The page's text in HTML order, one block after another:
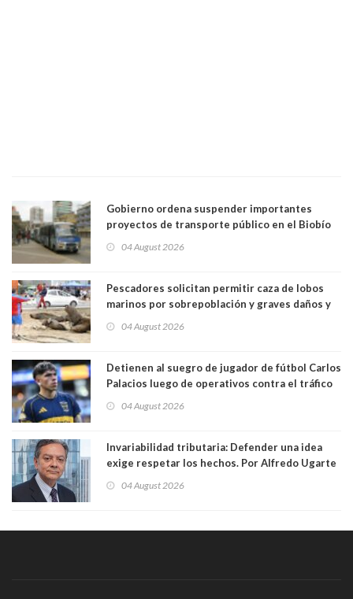
Gobierno ordena suspender importantes
proyectos de transporte público en el Biobío
04 August 2026
Pescadores solicitan permitir caza de lobos
marinos por sobrepoblación y graves daños y
04 August 2026
Detienen al suegro de jugador de fútbol Carlos
Palacios luego de operativos contra el tráfico
futbolista para trasladar cocaína
04 August 2026
Invariabilidad tributaria: Defender una idea
exige respetar los hechos. Por Alfredo Ugarte
04 August 2026